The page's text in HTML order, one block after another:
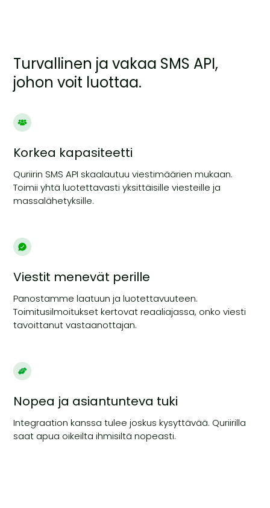
Turvallinen ja vakaa SMS API,
johon voit luottaa.
Korkea kapasiteetti
Quriirin SMS API skaalautuu viestimäärien mukaan.
Toimii yhtä luotettavasti yksittäisille viesteille ja
massalähetyksille.
Viestit menevät perille
Panostamme laatuun ja luotettavuuteen.
Toimitusilmoitukset kertovat reaaliajassa, onko viesti
tavoittanut vastaanottajan.
Nopea ja asiantunteva tuki
Integraation kanssa tulee joskus kysyttävää. Quriirilla
saat apua oikeilta ihmisiltä nopeasti.